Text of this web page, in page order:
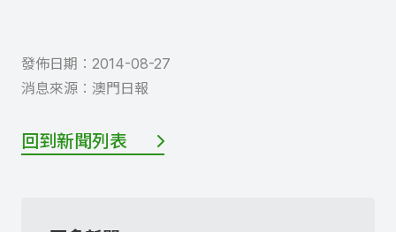
發佈日期︰ 2014-08-27
消息來源︰ 澳門日報
回到新聞列表